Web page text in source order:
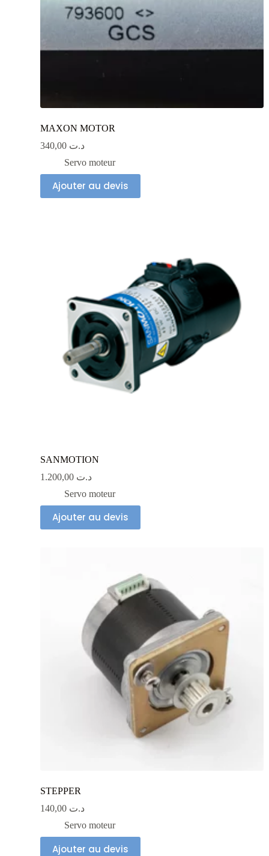
MAXON MOTOR
د.ت 340,00
Servo moteur
Ajouter au devis
SANMOTION
د.ت 1.200,00
Servo moteur
Ajouter au devis
STEPPER
د.ت 140,00
Servo moteur
Ajouter au devis